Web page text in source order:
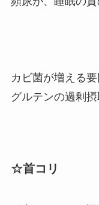
カビ菌が増える要
グルテンの過剰
☆首コリ